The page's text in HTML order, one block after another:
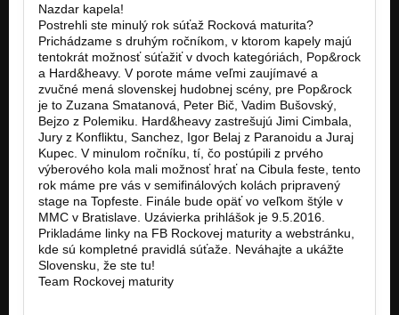
Nazdar kapela!
Postrehli ste minulý rok súťaž Rocková maturita?
Prichádzame s druhým ročníkom, v ktorom kapely majú
tentokrát možnosť súťažiť v dvoch kategóriách, Pop&rock
a Hard&heavy. V porote máme veľmi zaujímavé a
zvučné mená slovenskej hudobnej scény, pre Pop&rock
je to Zuzana Smatanová, Peter Bič, Vadim Bušovský,
Bejzo z Polemiku. Hard&heavy zastrešujú Jimi Cimbala,
Jury z Konfliktu, Sanchez, Igor Belaj z Paranoidu a Juraj
Kupec. V minulom ročníku, tí, čo postúpili z prvého
výberového kola mali možnosť hrať na Cibula feste, tento
rok máme pre vás v semifinálových kolách pripravený
stage na Topfeste. Finále bude opäť vo veľkom štýle v
MMC v Bratislave. Uzávierka prihlášok je 9.5.2016.
Prikladáme linky na FB Rockovej maturity a webstránku,
kde sú kompletné pravidlá súťaže. Neváhajte a ukážte
Slovensku, že ste tu!
Team Rockovej maturity